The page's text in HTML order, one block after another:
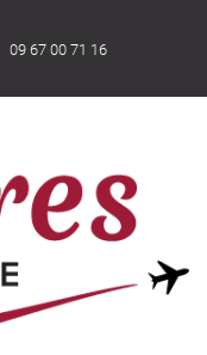
09 67 00 71 16